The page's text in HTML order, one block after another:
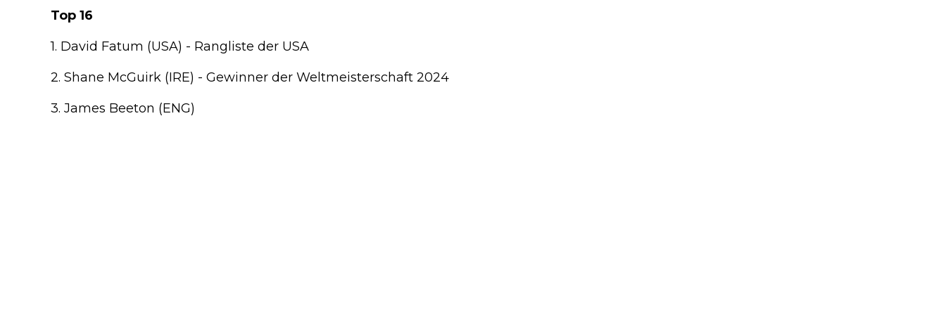
Top 16
1. David Fatum (USA) - Rangliste der USA
2. Shane McGuirk (IRE) - Gewinner der Weltmeisterschaft 2024
3. James Beeton (ENG)